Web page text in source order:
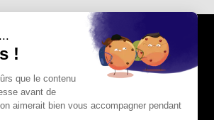
© 2026 Tous droits réservés
Guardian of Real est une marque déposée